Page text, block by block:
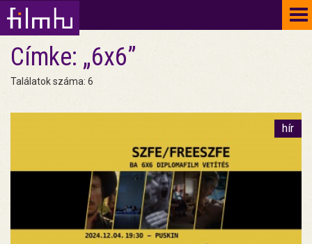
Címke: „6x6”
Találatok száma: 6
hír